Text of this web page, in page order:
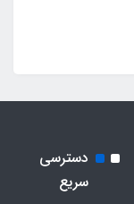
دسترسی
سریع